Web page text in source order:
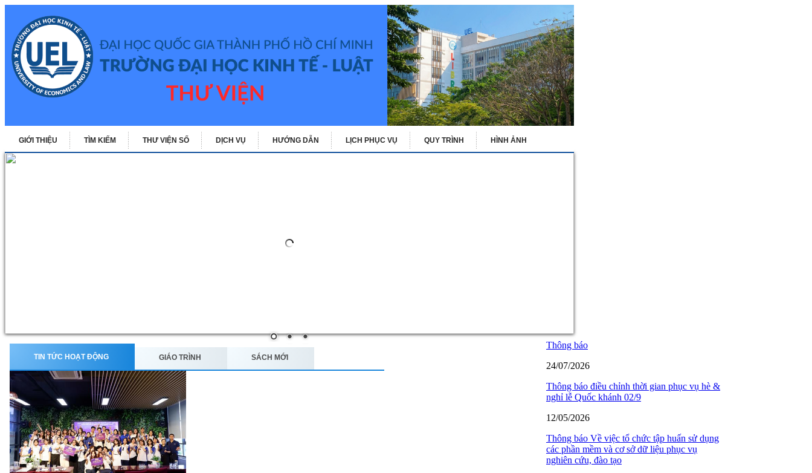
GIỚI THIỆU TÌM KIẾM THƯ VIỆN SỐ DỊCH VỤ HƯỚNG DẪN LỊCH PHỤC VỤ QUY TRÌNH HÌNH ẢNH
TIN TỨC HOẠT ĐỘNG GIÁO TRÌNH SÁCH MỚI
Thông báo
24/07/2026
Thông báo điều chỉnh thời gian phục vụ hè &
nghỉ lễ Quốc khánh 02/9
12/05/2026
Thông báo Về việc tổ chức tập huấn sử dụng
các phần mềm và cơ sở dữ liệu phục vụ
nghiên cứu, đào tạo